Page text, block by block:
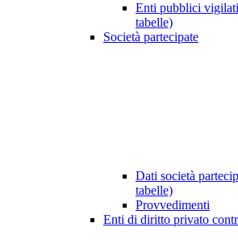
Enti pubblici
tabelle)
Società partecipate
Dati società
tabelle)
Provvedimenti
Enti di diritto privato